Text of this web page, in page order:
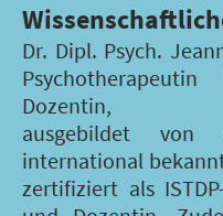
Dr. Dipl. Psych.
Dozentin,
ausgebildet von
international
zertifiziert als